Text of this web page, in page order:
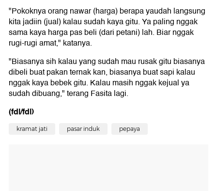
"Pokoknya orang nawar (harga) berapa yaudah langsung
kita jadiin (jual) kalau sudah kaya gitu. Ya paling nggak
sama kaya harga pas beli (dari petani) lah. Biar nggak
rugi-rugi amat," katanya.
"Biasanya sih kalau yang sudah mau rusak gitu biasanya
dibeli buat pakan ternak kan, biasanya buat sapi kalau
nggak kaya bebek gitu. Kalau masih nggak kejual ya
sudah dibuang," terang Fasita lagi.
(fdl/fdl)
kramat jati pasar induk pepaya